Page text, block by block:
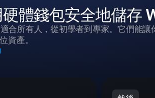
體錢包安全地儲存
合所有人，從初學者到專家。它們能
資產。